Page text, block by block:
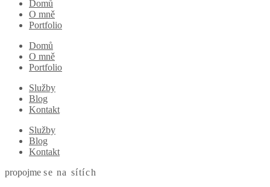
Domů
O mně
Portfolio
Domů
O mně
Portfolio
Služby
Blog
Kontakt
Služby
Blog
Kontakt
propojme se na sítích